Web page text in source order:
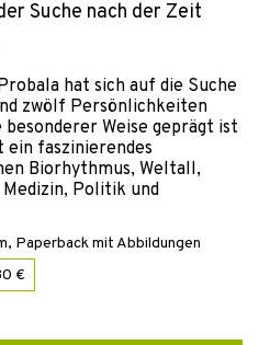
Suche nach der Zeit
hat sich auf die Suche
zwölf Persönlichkeiten
Weise geprägt ist
ein faszinierendes
Biorhythmus, Weltall,
Medizin, Politik und
Paperback mit Abbildungen
€